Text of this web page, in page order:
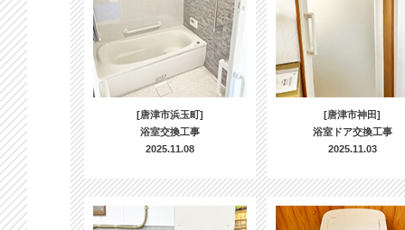
[唐津市浜玉町]
浴室交換工事
2025.11.08
[唐津市神田]
浴室ドア交換工事
2025.11.03